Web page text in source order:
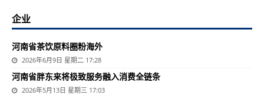
企业
河南省茶饮原料圈粉海外
2026年6月9日 星期二 17:28
河南省胖东来将极致服务融入消费全链条
2026年5月13日 星期三 17:03